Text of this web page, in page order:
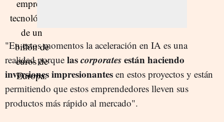
"En estos momentos la aceleración en IA es una
realidad porque lascorporatesestán haciendo
inversiones impresionantes en estos proyectos y están
permitiendo que estos emprendedores lleven sus
productos más rápido al mercado".